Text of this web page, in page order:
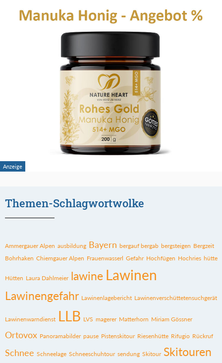
Themen-Schlagwortwolke
Ammergauer Alpen ausbildung Bayern bergauf bergab bergsteigen Bergzeit
Bohrhaken Chiemgauer Alpen Frauenwasserl Gefahr Hochfügen Hochries hütte
Hütten Laura Dahlmeier lawine Lawinen
Lawinengefahr Lawinenlagebericht Lawinenverschüttetensuchgerät
Lawinenwarndienst LLB LVS magerer Matterhorn Miriam Gössner
Ortovox Panoramabilder pause Pistenskitour Riesenhütte Rifugio Rückruf
Schnee Schneelage Schneeschuhtour sendung Skitour Skitouren